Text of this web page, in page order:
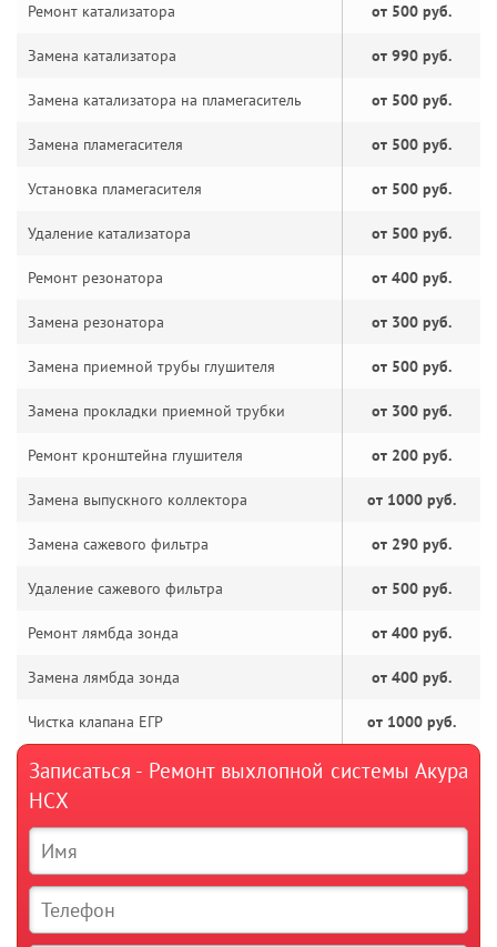
Ремонт катализатора от 500 руб.
Замена катализатора от 990 руб.
Замена катализатора на пламегаситель от 500 руб.
Замена пламегасителя от 500 руб.
Установка пламегасителя от 500 руб.
Удаление катализатора от 500 руб.
Ремонт резонатора от 400 руб.
Замена резонатора от 300 руб.
Замена приемной трубы глушителя от 500 руб.
Замена прокладки приемной трубки от 300 руб.
Ремонт кронштейна глушителя от 200 руб.
Замена выпускного коллектора от 1000 руб.
Замена сажевого фильтра от 290 руб.
Удаление сажевого фильтра от 500 руб.
Ремонт лямбда зонда от 400 руб.
Замена лямбда зонда от 400 руб.
Чистка клапана ЕГР от 1000 руб.
Записаться - Ремонт выхлопной системы Акура
НСХ